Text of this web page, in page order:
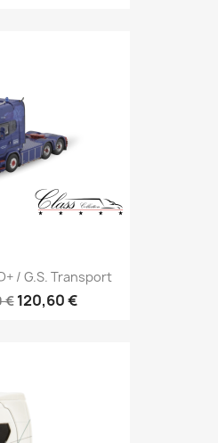
/ G.S. Transport
€ 120,60 €